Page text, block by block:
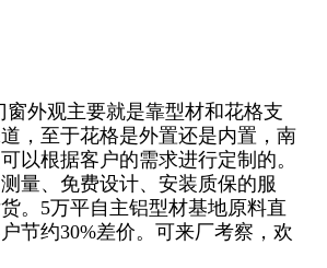
窗外观主要就是靠型材和花格支
，至于花格是外置还是内置，南
以根据客户的需求进行定制的。
量、免费设计、安装质保的服
。5万平自主铝型材基地原料直
节约30%差价。可来厂考察，欢